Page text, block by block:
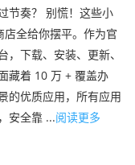
节奏？ 别慌！这些小
全给你摆平。作为官
，下载、安装、更新、
藏着 10 万 + 覆盖办
的优质应用，所有应用
安全靠 ...阅读更多